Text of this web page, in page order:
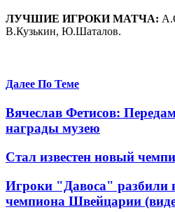
ЛУЧШИЕ ИГРОКИ МАТЧА:
В.Кузькин, Ю.Шаталов.
Далее По Теме
Вячеслав Фетисов:
награды музею
Стал известен новый
Игроки "Давоса"
чемпиона Швейцарии